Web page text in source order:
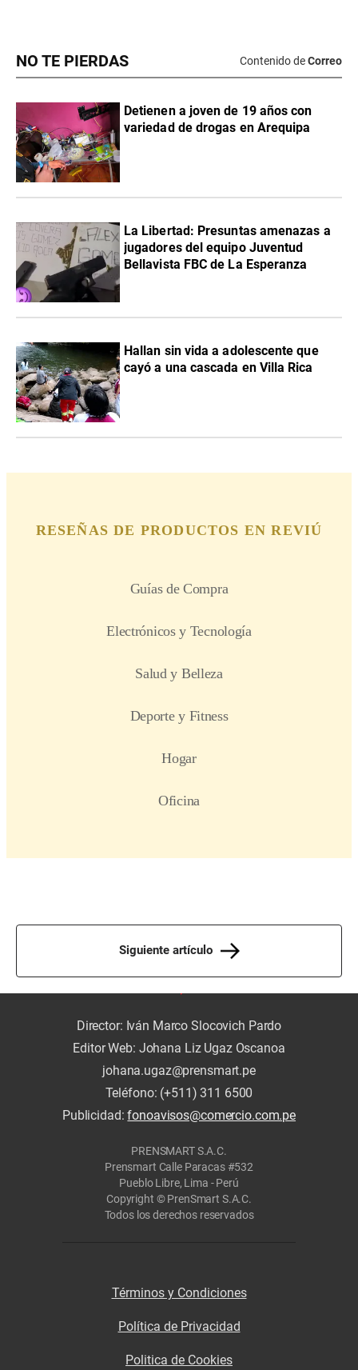
NO TE PIERDAS Contenido deCorreo
Detienen a joven de 19 años con
variedad de drogas en Arequipa
La Libertad: Presuntas amenazas a
jugadores del equipo Juventud
Bellavista FBC de La Esperanza
Hallan sin vida a adolescente que
cayó a una cascada en Villa Rica
Siguiente artículo
Director: Iván Marco Slocovich Pardo
Editor Web: Johana Liz Ugaz Oscanoa
johana.ugaz@prensmart.pe
Teléfono: (+511) 311 6500
Publicidad:fonoavisos@comercio.com.pe
PRENSMART S.A.C.
Prensmart Calle Paracas #532
Pueblo Libre, Lima - Perú
Copyright © PrenSmart S.A.C.
Todos los derechos reservados
Términos y Condiciones
Política de Privacidad
Politica de Cookies